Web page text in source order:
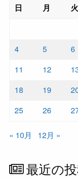
日
月 火
4
5 6
11
12
18
19
25
26
« 10月 12月 »
最近の